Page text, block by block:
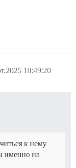
10:49:20
к нему
именно на